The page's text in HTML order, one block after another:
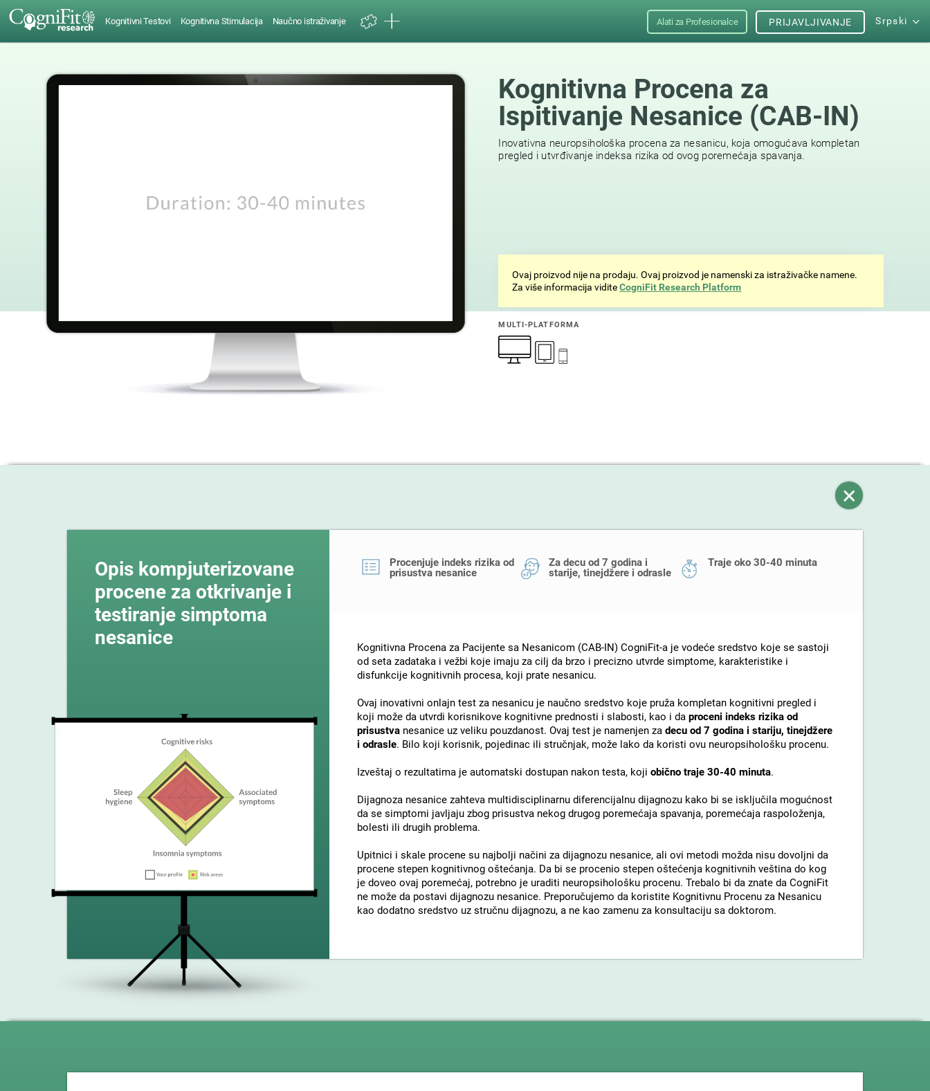
Kognitivni Testovi Kognitivna Stimulacija Naučno istraživanje Alati za Profesionalce Srpski
PRIJAVLJIVANJE
Kognitivna Procena za
Ispitivanje Nesanice (CAB-IN)
29reviews
Inovativna neuropsihološka procena za nesanicu, koja omogućava kompletan
Ovaj proizvod nije na prodaju. Ovaj proizvod je namenski za istraživačke namene.
Za više informacija viditeCogniFit Research Platform
MULTI-PLATFORMA
Opis kompjuterizovane
procene za otkrivanje i
testiranje simptoma
nesanice
Procenjuje indeks rizika od
prisustva nesanice
Za decu od 7 godina i
starije, tinejdžere i odrasle
Traje oko 30-40 minuta
Kognitivna Procena za Pacijente sa Nesanicom (CAB-IN) CogniFit-a je vodeće sredstvo koje se sastoji
od seta zadataka i vežbi koje imaju za cilj da brzo i precizno utvrde simptome, karakteristike i
disfunkcije kognitivnih procesa, koji prate nesanicu.
Ovaj inovativni onlajn test za nesanicu je naučno sredstvo koje pruža kompletan kognitivni pregled i
koji može da utvrdi korisnikove kognitivne prednosti i slabosti, kao i da proceni indeks rizika od
prisustva nesanice uz veliku pouzdanost. Ovaj test je namenjen za decu od 7 godina i stariju, tinejdžere
i odrasle. Bilo koji korisnik, pojedinac ili stručnjak, može lako da koristi ovu neuropsihološku procenu.
Izveštaj o rezultatima je automatski dostupan nakon testa, koji obično traje 30-40 minuta.
Dijagnoza nesanice zahteva multidisciplinarnu diferencijalnu dijagnozu kako bi se isključila mogućnost
da se simptomi javljaju zbog prisustva nekog drugog poremećaja spavanja, poremećaja raspoloženja,
bolesti ili drugih problema.
Upitnici i skale procene su najbolji načini za dijagnozu nesanice, ali ovi metodi možda nisu dovoljni da
procene stepen kognitivnog oštećanja. Da bi se procenio stepen oštećenja kognitivnih veština do kog
je doveo ovaj poremećaj, potrebno je uraditi neuropsihološku procenu. Trebalo bi da znate da CogniFit
ne može da postavi dijagnozu nesanice. Preporučujemo da koristite Kognitivnu Procenu za Nesanicu
kao dodatno sredstvo uz stručnu dijagnozu, a ne kao zamenu za konsultaciju sa doktorom.